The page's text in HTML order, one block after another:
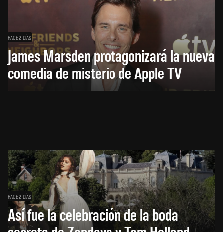
HACE 2 DÍAS
James Marsden protagonizará la nueva
comedia de misterio de Apple TV
HACE 2 DÍAS
Así fue la celebración de la boda